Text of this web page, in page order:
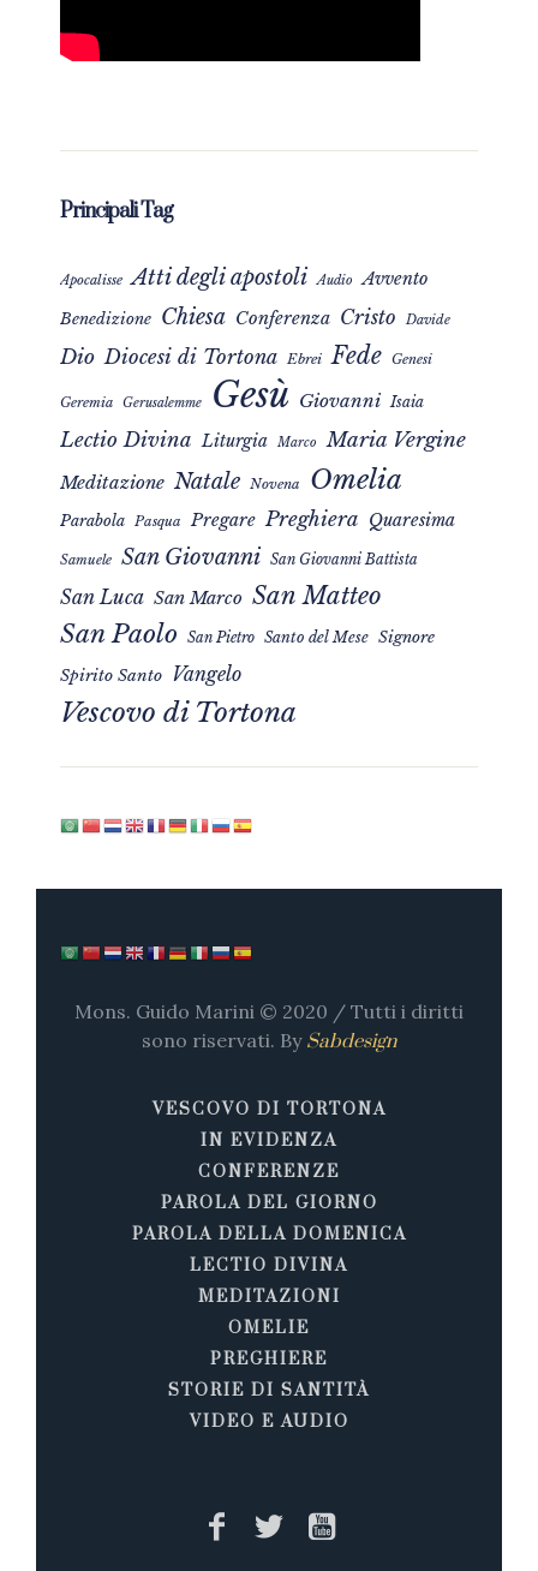
Principali Tag
Apocalisse Atti degli apostoli Audio Avvento
Benedizione Chiesa Conferenza Cristo Davide
Dio Diocesi di Tortona Ebrei Fede Genesi
Geremia Gerusalemme Gesù Giovanni Isaia
Lectio Divina Liturgia Marco Maria Vergine
Meditazione Natale Novena Omelia
Parabola Pasqua Pregare Preghiera Quaresima
Samuele San Giovanni San Giovanni Battista
San Luca San Marco San Matteo
San Paolo San Pietro Santo del Mese Signore
Spirito Santo Vangelo
Vescovo di Tortona
Mons. Guido Marini © 2020 / Tutti i diritti
sono riservati. By Sabdesign
VESCOVO DI TORTONA
IN EVIDENZA
CONFERENZE
PAROLA DEL GIORNO
PAROLA DELLA DOMENICA
LECTIO DIVINA
MEDITAZIONI
OMELIE
PREGHIERE
STORIE DI SANTITÀ
VIDEO E AUDIO